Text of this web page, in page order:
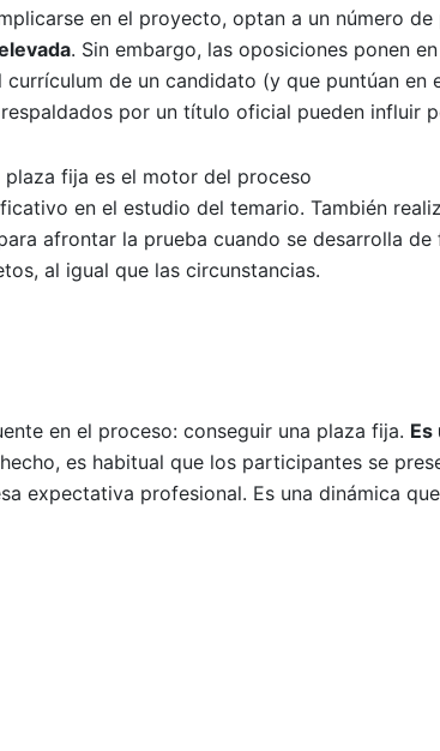
en el proyecto, optan a un número de
. Sin embargo, las oposiciones ponen
de un candidato (y que puntúan
por un título oficial pueden influir
fija es el motor del proceso
en el estudio del temario. También
afrontar la prueba cuando se desarrolla
al igual que las circunstancias.
en el proceso: conseguir una plaza fija. Es
es habitual que los participantes se
expectativa profesional. Es una dinámica